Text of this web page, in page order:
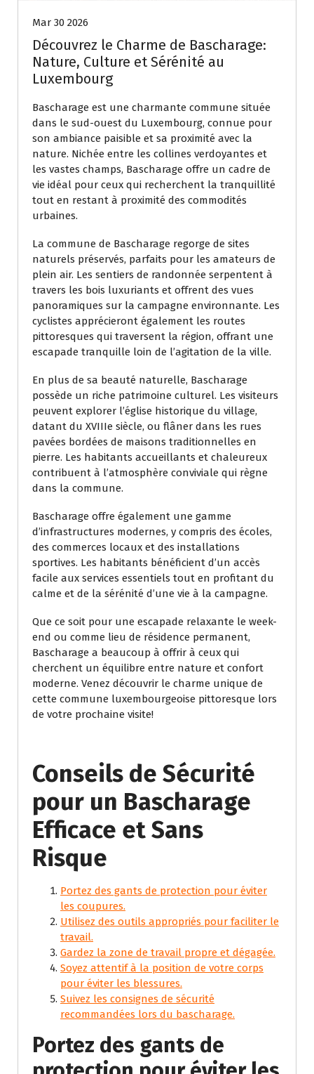
Mar 30 2026
Découvrez le Charme de Bascharage:
Nature, Culture et Sérénité au
Luxembourg
Bascharage est une charmante commune située
dans le sud-ouest du Luxembourg, connue pour
son ambiance paisible et sa proximité avec la
nature. Nichée entre les collines verdoyantes et
les vastes champs, Bascharage offre un cadre de
vie idéal pour ceux qui recherchent la tranquillité
tout en restant à proximité des commodités
urbaines.
La commune de Bascharage regorge de sites
naturels préservés, parfaits pour les amateurs de
plein air. Les sentiers de randonnée serpentent à
travers les bois luxuriants et offrent des vues
panoramiques sur la campagne environnante. Les
cyclistes apprécieront également les routes
pittoresques qui traversent la région, offrant une
escapade tranquille loin de l’agitation de la ville.
En plus de sa beauté naturelle, Bascharage
possède un riche patrimoine culturel. Les visiteurs
peuvent explorer l’église historique du village,
datant du XVIIIe siècle, ou flâner dans les rues
pavées bordées de maisons traditionnelles en
pierre. Les habitants accueillants et chaleureux
contribuent à l’atmosphère conviviale qui règne
dans la commune.
Bascharage offre également une gamme
d’infrastructures modernes, y compris des écoles,
des commerces locaux et des installations
sportives. Les habitants bénéficient d’un accès
facile aux services essentiels tout en profitant du
calme et de la sérénité d’une vie à la campagne.
Que ce soit pour une escapade relaxante le week-
end ou comme lieu de résidence permanent,
Bascharage a beaucoup à offrir à ceux qui
cherchent un équilibre entre nature et confort
moderne. Venez découvrir le charme unique de
cette commune luxembourgeoise pittoresque lors
de votre prochaine visite!
Conseils de Sécurité
pour un Bascharage
Efficace et Sans
Risque
Portez des gants de protection pour éviter
les coupures.
Utilisez des outils appropriés pour faciliter le
travail.
Gardez la zone de travail propre et dégagée.
Soyez attentif à la position de votre corps
pour éviter les blessures.
Suivez les consignes de sécurité
recommandées lors du bascharage.
Portez des gants de